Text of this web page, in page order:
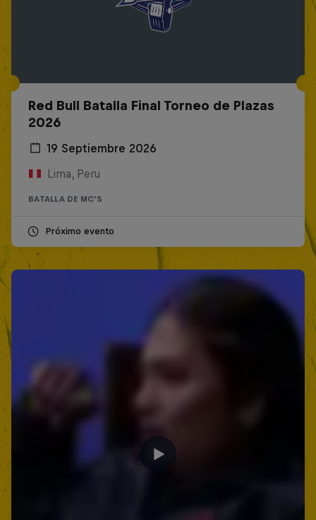
Red Bull Batalla Final Torneo de Plazas
2026
19 Septiembre 2026
Lima, Peru
BATALLA DE MC'S
Próximo evento